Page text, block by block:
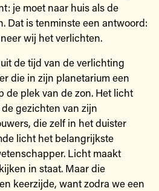
je moet naar huis als de
Dat is tenminste een antwoord:
wij het verlichten.
de tijd van de verlichting
die in zijn planetarium een
de plek van de zon. Het licht
gezichten van zijn
die zelf in het duister
licht het belangrijkste
Licht maakt
in staat. Maar die
keerzijde, want zodra we een